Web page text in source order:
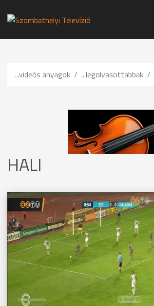
...videós anyagok ...legolvasottabbak
HALI